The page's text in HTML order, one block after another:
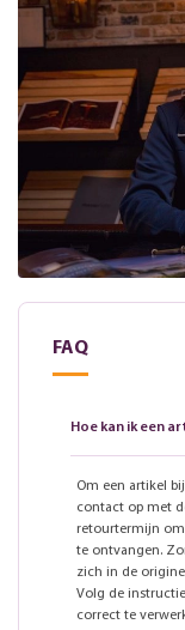
FAQ
Hoe kan ik een
Om een artikel
contact op met
retourtermijn
te ontvangen.
zich in de
Volg de
correct te